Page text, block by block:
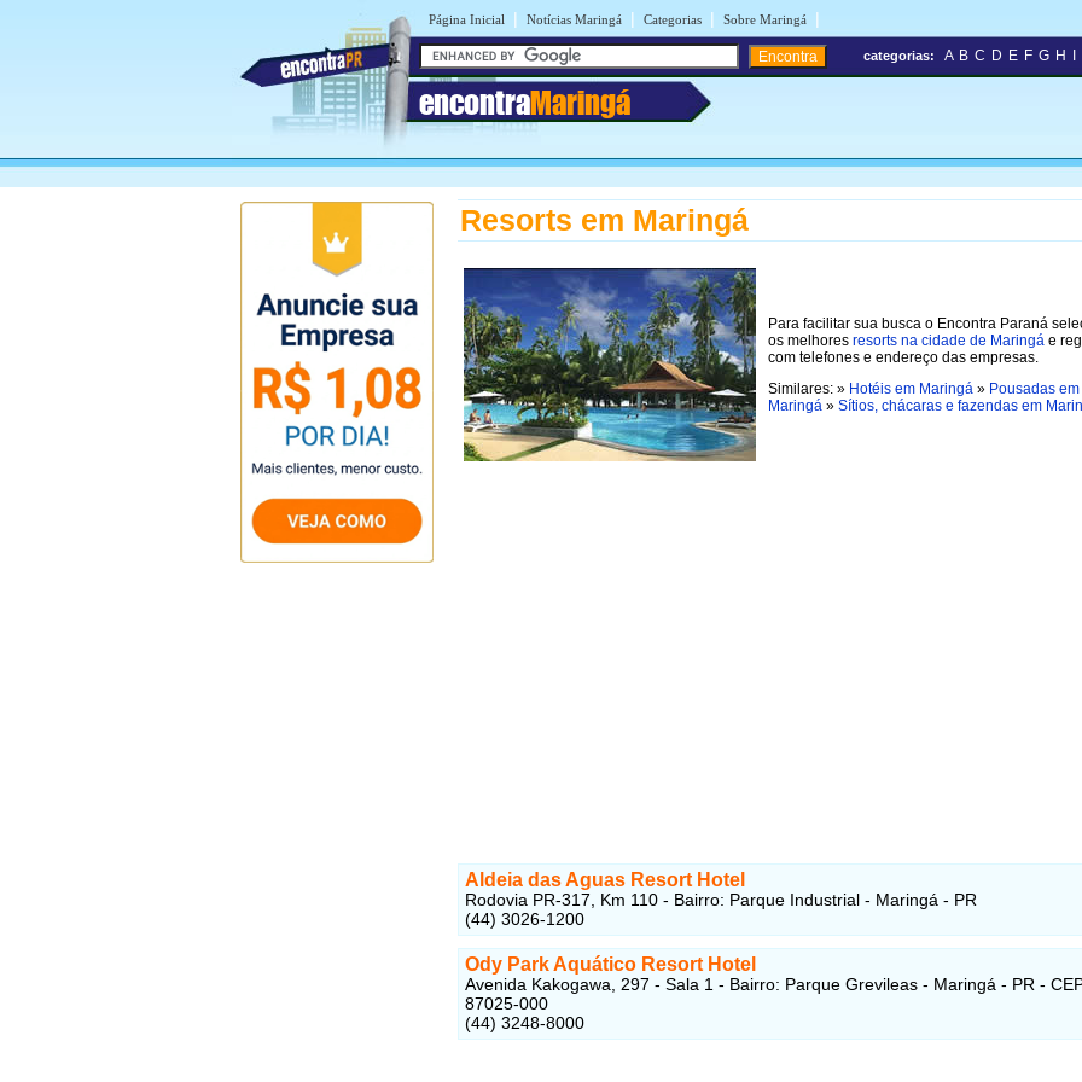
Página Inicial | Notícias Maringá | Categorias | Sobre Maringá |
encontraMaringá
categorias: A B C D E F G H
Resorts em Maringá
Para facilitar sua busca o Encontra Paraná
os melhores resorts na cidade de Maringá e
com telefones e endereço das empresas.
Similares: » Hotéis em Maringá » Pousadas em
Maringá » Sítios, chácaras e fazendas em
Aldeia das Aguas Resort Hotel
Rodovia PR-317, Km 110 - Bairro: Parque Industrial - Maringá - PR
(44) 3026-1200
Ody Park Aquático Resort Hotel
Avenida Kakogawa, 297 - Sala 1 - Bairro: Parque Grevileas - Maringá - PR -
87025-000
(44) 3248-8000